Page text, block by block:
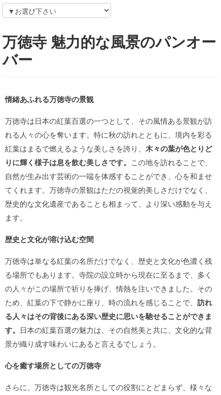
万徳寺 魅力的な風景のパンオー
バー
情緒あふれる万徳寺の景観
万徳寺は日本の紅葉百選の一つとして、その風情ある景観が訪
れる人々の心を奪います。特に秋の訪れとともに、境内を彩る
紅葉はまるで燃えるような美しさを誇り、 木々の葉が色とりど
りに輝く様子は息を飲む美しさです。 この地を訪れることで、
自然が生み出す芸術の一端を体感することができ、心を和ませ
てくれます。万徳寺の景観はただの視覚的美しさだけでなく、
歴史的な文化遺産であることも相まって、より深い感動を与え
ます。
歴史と文化が溶け込む空間
万徳寺は単なる紅葉の名所だけでなく、歴史と文化が色濃く残
る場所でもあります。寺院の設立時から現在に至るまで、多く
の人々がこの場所で祈りを捧げ、情熱を注いできました。その
ため、紅葉の下で静かに座り、時の流れを感じることで、 訪れ
る人々はその背後にある深い歴史に思いを馳せることができま
す。 日本の紅葉百選の魅力は、その自然美と共に、文化的な背
景が織り成す味わいにあると言えるでしょう。
心を癒す場所としての万徳寺
さらに、万徳寺は観光名所としての役割にとどまらず、様々な